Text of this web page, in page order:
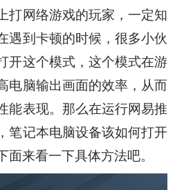
打网络游戏的玩家，一定知
遇到卡顿的时候，很多小伙
开这个模式，这个模式在游
电脑输出画面的效率，从而
能表现。那么在运行网易推
笔记本电脑设备该如何打开
来看一下具体方法吧。